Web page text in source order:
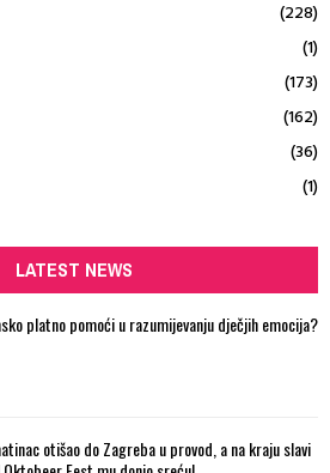
(228)
(1)
(173)
(162)
(36)
(1)
LATEST NEWS
platno pomoći u razumijevanju dječjih emocija?
otišao do Zagreba u provod, a na kraju slavi